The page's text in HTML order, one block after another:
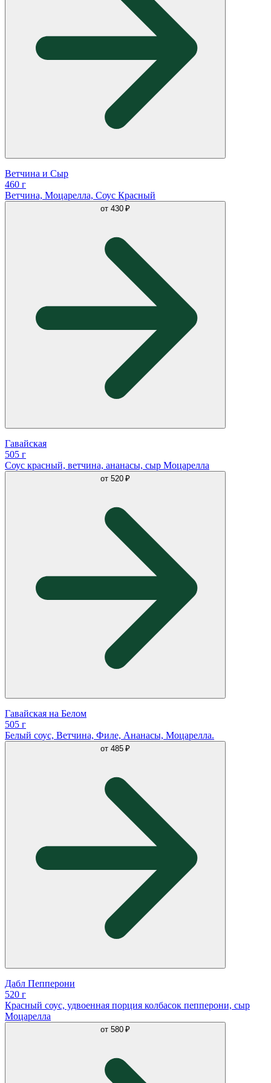
Ветчина и Сыр
460 г
Ветчина, Моцарелла, Соус Красный
от 430 ₽
Гавайская
505 г
Соус красный, ветчина, ананасы, сыр Моцарелла
от 520 ₽
Гавайская на Белом
505 г
Белый соус, Ветчина, Филе, Ананасы, Моцарелла.
от 485 ₽
Дабл Пепперони
520 г
Красный соус, удвоенная порция колбасок пепперони, сыр
Моцарелла
от 580 ₽